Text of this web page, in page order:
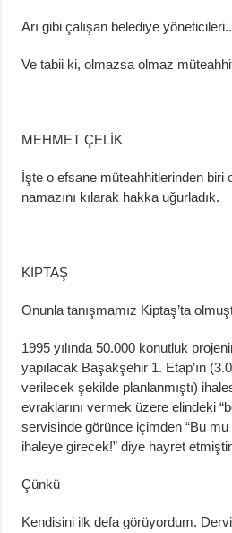
Arı gibi çalışan belediyeyöneticileri..
Ve tabii ki, olmazsa olmaz
MEHMET ÇELİK
İşte o efsane müteahhitlerinden biri
namazını kılarak hakka uğurladık.
KİPTAŞ
Onunla tanışmamız Kiptaş’ta
1995 yılında 50.000 konutluk
yapılacak Başakşehir 1. Etap’ın
verilecek şekilde planlanmıştı)
evraklarını vermek üzere elindeki “
servisinde görünce içimden “Bu
ihaleye girecek!” diye hayret
Çünkü
Kendisini ilk defa görüyordum.